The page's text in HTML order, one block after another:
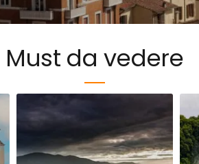
Must da vedere